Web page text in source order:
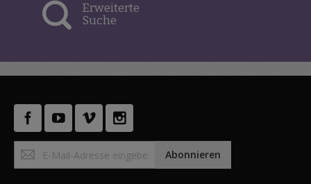
Erweiterte
Suche
Anmeldung
zum
Abonnieren